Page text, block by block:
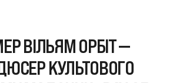
ВІЛЬЯМ ОРБІТ —
КУЛЬТОВОГО